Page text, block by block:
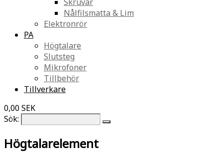
Nålfilsmatta & Lim
Elektronrör
PA
Högtalare
Slutsteg
Mikrofoner
Tillbehör
Tillverkare
0,00 SEK
Sök:
Högtalarelement